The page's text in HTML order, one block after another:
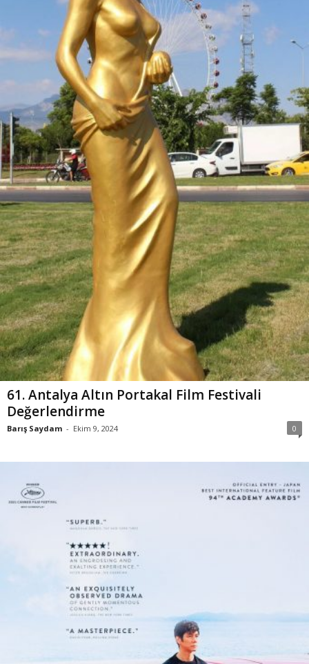
61. Antalya Altın Portakal Film Festivali
Değerlendirme
Barış Saydam - Ekim 9, 2024 0